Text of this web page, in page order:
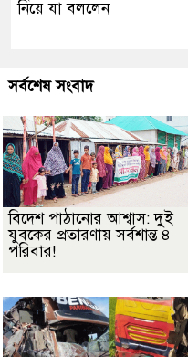
নিয়ে যা বললেন
সর্বশেষ সংবাদ
বিদেশ পাঠানোর আশ্বাস: দুুই
যুবকের প্রতারণায় সর্বশান্ত ৪
পরিবার!